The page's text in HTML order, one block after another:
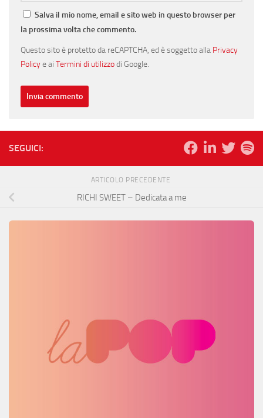
Salva il mio nome, email e sito web in questo browser per
la prossima volta che commento.
Questo sito è protetto da reCAPTCHA, ed è soggetto alla Privacy
Policye ai Termini di utilizzodi Google.
SEGUICI:
ARTICOLO PRECEDENTE
RICHI SWEET – Dedicata a me